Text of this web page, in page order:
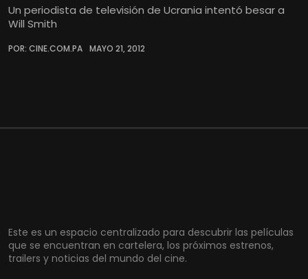
Un periodista de televisión de Ucrania intentó besar a
Will Smith
POR: CINE.COM.PA MAYO 21, 2012
Este es un espacio centralizado para descubrir las películas
que se encuentran en cartelera, los próximos estrenos,
trailers y noticias del mundo del cine.